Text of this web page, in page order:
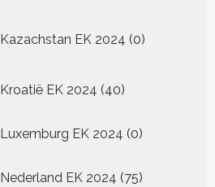
Kazachstan EK 2024 0
producten
Kroatië EK 2024 4040
Luxemburg EK 2024 00
Nederland EK 2024 7575